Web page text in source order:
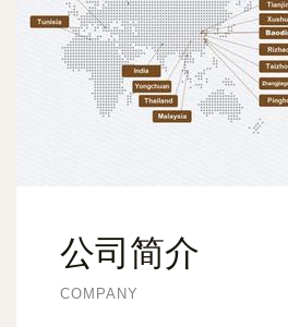
公司简介
COMPANY